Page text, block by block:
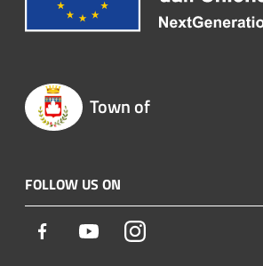
Town of
FOLLOW US ON
Facebook YoutubeInstagram